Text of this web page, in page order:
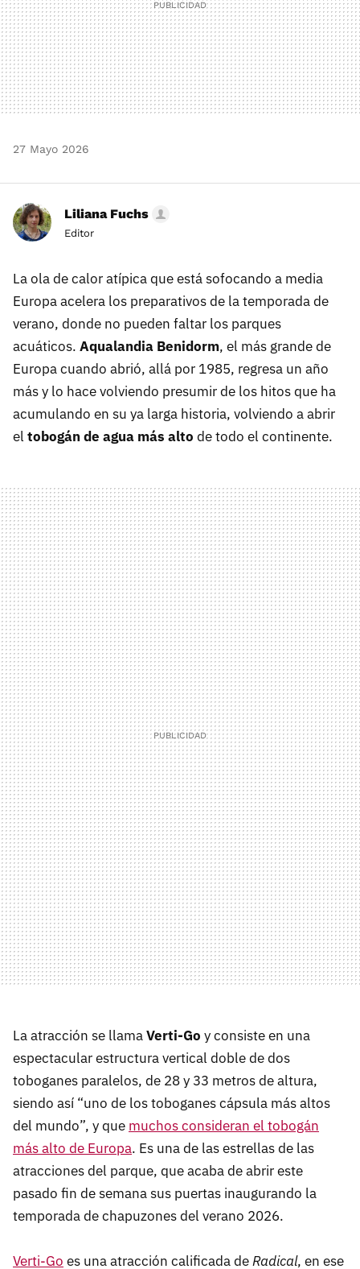
27 Mayo 2026
Liliana Fuchs
Editor
La ola de calor atípica que está sofocando a media
Europa acelera los preparativos de la temporada de
verano, donde no pueden faltar los parques
acuáticos. Aqualandia Benidorm, el más grande de
Europa cuando abrió, allá por 1985, regresa un año
más y lo hace volviendo presumir de los hitos que ha
acumulando en su ya larga historia, volviendo a abrir
el tobogán de agua más alto de todo el continente.
La atracción se llamaVerti-Go y consiste en una
espectacular estructura vertical doble de dos
toboganes paralelos, de 28 y 33 metros de altura,
siendo así “uno de los toboganes cápsula más altos
del mundo”, y que muchos consideran el tobogán
más alto de Europa. Es una de las estrellas de las
atracciones del parque, que acaba de abrir este
pasado fin de semana sus puertas inaugurando la
temporada de chapuzones del verano 2026.
Verti-Go es una atracción calificada deRadical, en ese